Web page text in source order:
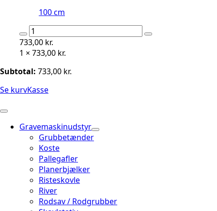
100 cm
FORKANTSKÆR
SB-
50
MM
MM,
HB
antal
733,00 kr.
1 × 733,00 kr.
Subtotal: 733,00 kr.
Se kurvKasse
Gravemaskinudstyr
Grubbetænder
Koste
Pallegafler
Planerbjælker
Risteskovle
River
Rodsav / Rodgrubber